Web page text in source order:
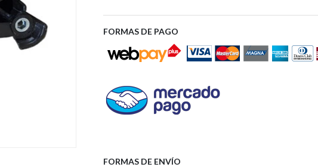
FORMAS DE PAGO
FORMAS DE ENVÍO